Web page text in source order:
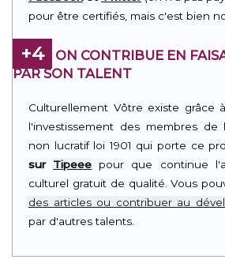
pour être certifiés, mais c'est bien
+4
ON CONTRIBUE EN
PAR SON TALENT
Culturellement Vôtre existe grâce
l'investissement des membres de
non lucratif loi 1901 qui porte ce
sur Tipeee pour que continue
culturel gratuit de qualité. Vous
des articles ou contribuer au
par d'autres talents.